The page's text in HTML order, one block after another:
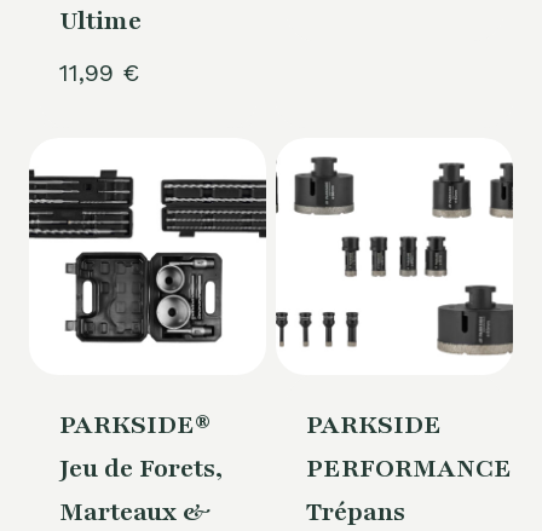
Ultime
11,99 €
PARKSIDE®
Jeu de Forets,
Marteaux &
PARKSIDE
PERFORMANCE®
Trépans